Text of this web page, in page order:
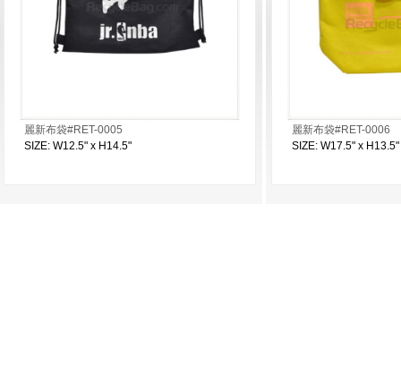
麗新布袋#RET-0005
SIZE: W12.5" x H14.5"
麗新布袋#RET-0006
SIZE: W17.5" x